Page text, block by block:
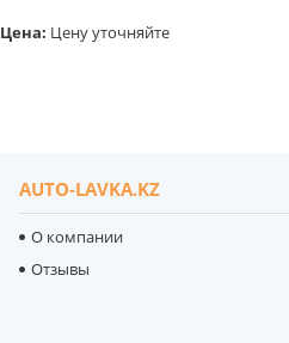
Цена: Цену уточняйте
AUTO-LAVKA.KZ
О компании
Отзывы